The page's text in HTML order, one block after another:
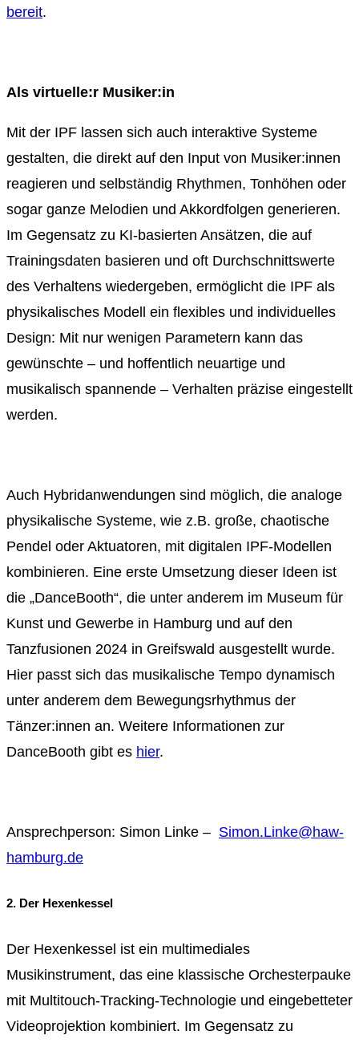
bereit.
Als virtuelle:r Musiker:in
Mit der IPF lassen sich auch interaktive Systeme
gestalten, die direkt auf den Input von Musiker:innen
reagieren und selbständig Rhythmen, Tonhöhen oder
sogar ganze Melodien und Akkordfolgen generieren.
Im Gegensatz zu KI-basierten Ansätzen, die auf
Trainingsdaten basieren und oft Durchschnittswerte
des Verhaltens wiedergeben, ermöglicht die IPF als
physikalisches Modell ein flexibles und individuelles
Design: Mit nur wenigen Parametern kann das
gewünschte – und hoffentlich neuartige und
musikalisch spannende – Verhalten präzise eingestellt
werden.
Auch Hybridanwendungen sind möglich, die analoge
physikalische Systeme, wie z.B. große, chaotische
Pendel oder Aktuatoren, mit digitalen IPF-Modellen
kombinieren. Eine erste Umsetzung dieser Ideen ist
die „DanceBooth“, die unter anderem im Museum für
Kunst und Gewerbe in Hamburg und auf den
Tanzfusionen 2024 in Greifswald ausgestellt wurde.
Hier passt sich das musikalische Tempo dynamisch
unter anderem dem Bewegungsrhythmus der
Tänzer:innen an. Weitere Informationen zur
DanceBooth gibt es hier.
Ansprechperson: Simon Linke – Simon.Linke@haw-
hamburg.de
2. Der Hexenkessel
Der Hexenkessel ist ein multimediales
Musikinstrument, das eine klassische Orchesterpauke
mit Multitouch-Tracking-Technologie und eingebetteter
Videoprojektion kombiniert. Im Gegensatz zu